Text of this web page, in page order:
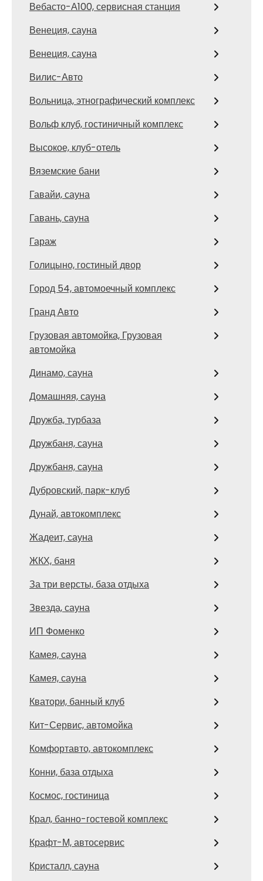
Вебасто-А100, сервисная станция
Венеция, сауна
Венеция, сауна
Вилис-Авто
Вольница, этнографический комплекс
Вольф клуб, гостиничный комплекс
Высокое, клуб-отель
Вяземские бани
Гавайи, сауна
Гавань, сауна
Гараж
Голицыно, гостиный двор
Город 54, автомоечный комплекс
Гранд Авто
Грузовая автомойка, Грузовая
автомойка
Динамо, сауна
Домашняя, сауна
Дружба, турбаза
Дружбаня, сауна
Дружбаня, сауна
Дубровский, парк-клуб
Дунай, автокомплекс
Жадеит, сауна
ЖКХ, баня
За три версты, база отдыха
Звезда, сауна
ИП Фоменко
Камея, сауна
Камея, сауна
Кватори, банный клуб
Кит-Сервис, автомойка
Комфортавто, автокомплекс
Конни, база отдыха
Космос, гостиница
Крал, банно-гостевой комплекс
Крафт-М, автосервис
Кристалл, сауна